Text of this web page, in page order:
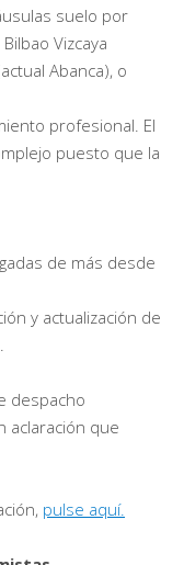
suelo por
Vizcaya
Abanca), o
profesional. El
puesto que la
de más desde
y actualización de
despacho
aclaración que
pulse aquí.